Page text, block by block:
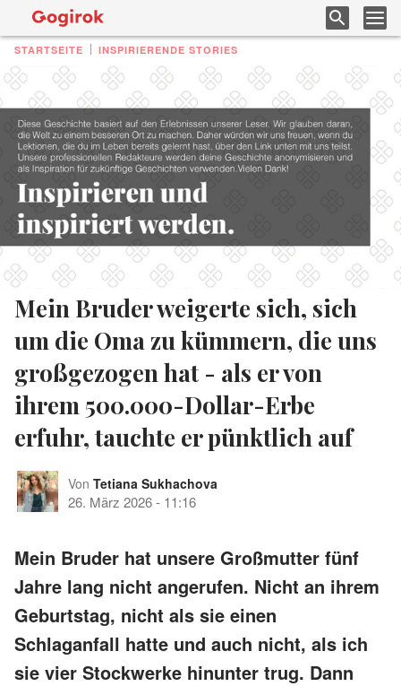
STARTSEITE INSPIRIERENDE STORIES
Mein Bruder weigerte sich, sich
um die Oma zu kümmern, die uns
großgezogen hat - als er von
ihrem 500.000-Dollar-Erbe
erfuhr, tauchte er pünktlich auf
Von Tetiana Sukhachova
26. März 2026- 11:16
Mein Bruder hat unsere Großmutter fünf
Jahre lang nicht angerufen. Nicht an ihrem
Geburtstag, nicht als sie einen
Schlaganfall hatte und auch nicht, als ich
sie vier Stockwerke hinunter trug. Dann